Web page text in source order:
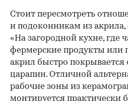
Стоит пересмотреть
и подоконникам из акрила,
«На загородной кухне, где
фермерские продукты или
акрил быстро покрывается
царапин. Отличной
рабочие зоны из
монтируется практически